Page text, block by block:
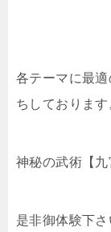
各テーマに最
ちしております
神秘の武術【九
是非御体験下さ